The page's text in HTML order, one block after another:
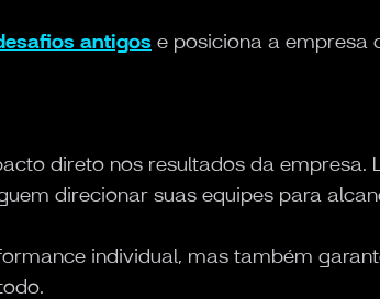
antigos e posiciona a empresa
direto nos resultados da
direcionar suas equipes para
individual, mas também